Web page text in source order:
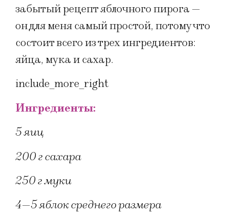
забытый рецепт яблочного пирога —
он для меня самый простой, потому что
состоит всего из трех ингредиентов:
яйца, мука и сахар.
include_more_right
Ингредиенты:
5 яиц
200 г сахара
250 г муки
4—5 яблок среднего размера